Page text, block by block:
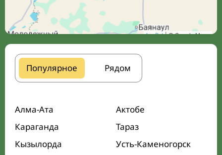
Leaflet| © Google Maps
Популярное Рядом
Алма-Ата
Актобе
Караганда
Тараз
Кызылорда
Усть-Каменогорск